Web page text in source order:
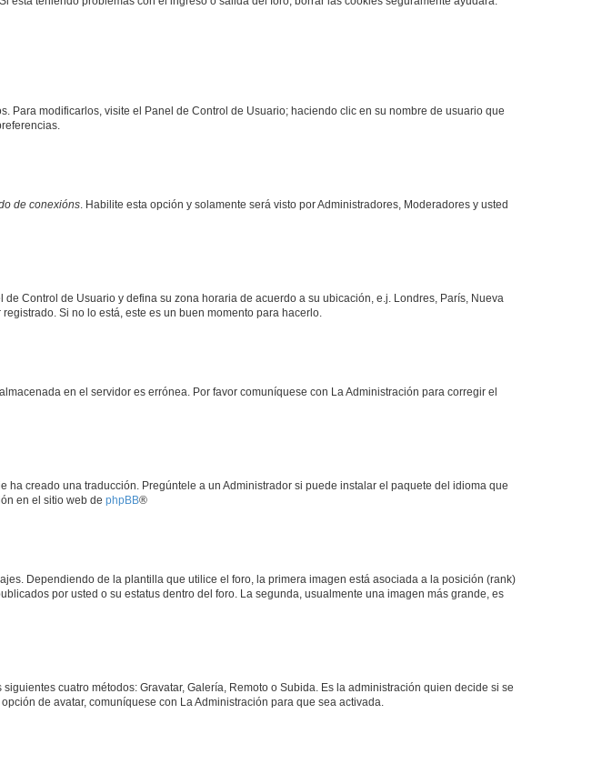
modificarlos, visite el Panel de Control de Usuario; haciendo clic en su nombre de usuario que
de conexións . Habilite esta opción y solamente será visto por Administradores, Moderadores y usted
Control de Usuario y defina su zona horaria de acuerdo a su ubicación, e.j. Londres, París, Nueva
Si no lo está, este es un buen momento para hacerlo.
en el servidor es errónea. Por favor comuníquese con La Administración para corregir el
creado una traducción. Pregúntele a un Administrador si puede instalar el paquete del idioma que
en el sitio web de phpBB®
Dependiendo de la plantilla que utilice el foro, la primera imagen está asociada a la posición (rank)
por usted o su estatus dentro del foro. La segunda, usualmente una imagen más grande, es
cuatro métodos: Gravatar, Galería, Remoto o Subida. Es la administración quien decide si se
de avatar, comuníquese con La Administración para que sea activada.